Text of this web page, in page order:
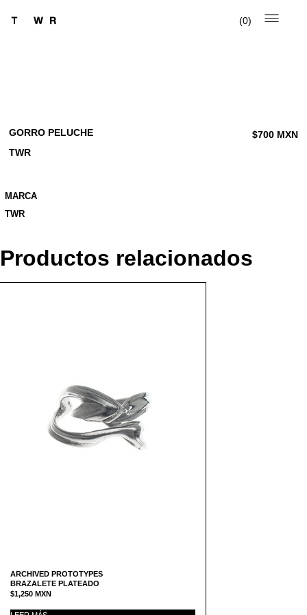
0
GORRO PELUCHE
TWR
$700MXN
MARCA
TWR
Productos relacionados
ARCHIVED PROTOTYPES
BRAZALETE PLATEADO
$1,250 MXN